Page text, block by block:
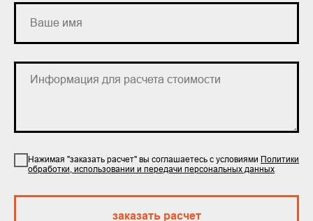
Нажимая "заказать расчет" вы соглашаетесь с условиями Политики
обработки, использовании и передачи персональных данных
заказать расчет